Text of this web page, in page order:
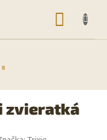
zvieratká